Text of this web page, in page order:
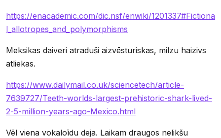
https://enacademic.com/dic.nsf/enwiki/1201337#Fictiona
l_allotropes_and_polymorphisms
Meksikas daiveri atraduši aizvēsturiskas, milzu haizivs
atliekas.
https://www.dailymail.co.uk/sciencetech/article-
7639727/Teeth-worlds-largest-prehistoric-shark-lived-
2-5-million-years-ago-Mexico.html
Vēl viena vokaloīdu deja. Laikam draugos nelikšu